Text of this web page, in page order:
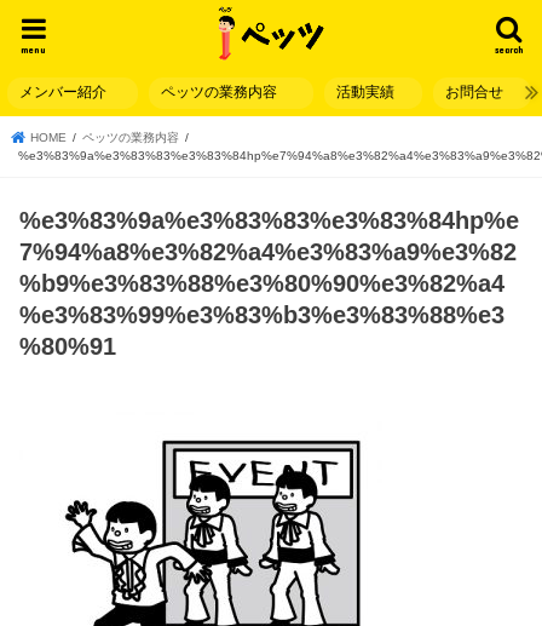
search
menu
メンバー紹介 ペッツの業務内容 活動実績 お問合せ
HOME
ペッツの業務内容
%e3%83%9a%e3%83%83%e3%83%84hp%e
7%94%a8%e3%82%a4%e3%83%a9%e3%82
%b9%e3%83%88%e3%80%90%e3%82%a4
%e3%83%99%e3%83%b3%e3%83%88%e3
%80%91